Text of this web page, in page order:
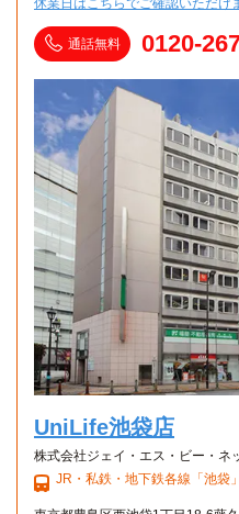
休業日はこちらでご確認いただけ
通話無料 0120-
UniLife池袋店
株式会社ジェイ・エス・ビー・ネ
JR・私鉄・地下鉄各線「池袋